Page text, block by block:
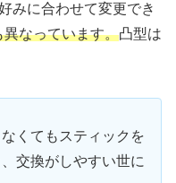
みに合わせて変更でき
なっています。凸型は
くてもスティックを
交換がしやすい世に